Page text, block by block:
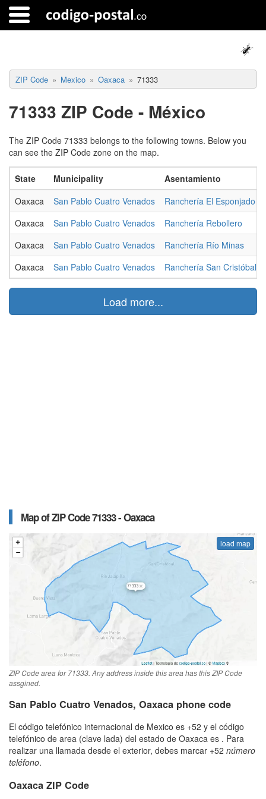
ZIP Code Mexico Oaxaca 71333
71333 ZIP Code - México
The ZIP Code 71333 belongs to the following towns. Below you
can see the ZIP Code zone on the map.
State Municipality
Asentamiento
Oaxaca
San Pablo Cuatro Venados
Ranchería El Esponjado
Oaxaca
San Pablo Cuatro Venados
Ranchería Rebollero
Oaxaca
San Pablo Cuatro Venados
Ranchería Río Minas
Oaxaca
San Pablo Cuatro Venados Ranchería San Cristóbal
Load more...
Map of ZIP Code 71333 - Oaxaca
load map
ZIP Code area for 71333. Any address inside this area has this ZIP Code
assgined.
San Pablo Cuatro Venados, Oaxaca phone code
El código telefónico internacional de Mexico es +52 y el código
telefónico de area (clave lada) del estado de Oaxaca es . Para
realizar una llamada desde el exterior, debes marcar +52 número
teléfono.
Oaxaca ZIP Code